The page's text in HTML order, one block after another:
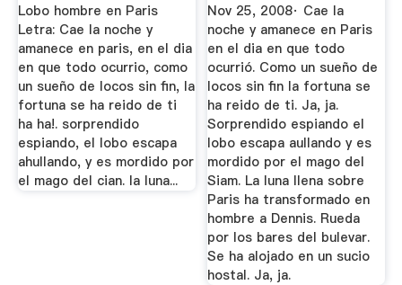
Lobo hombre en Paris
Letra: Cae la noche y
amanece en paris, en el dia
en que todo ocurrio, como
un sueño de locos sin fin, la
fortuna se ha reido de ti
ha ha!. sorprendido
espiando, el lobo escapa
ahullando, y es mordido por
el mago del cian. la luna...
Nov 25, 2008· Cae la
noche y amanece en Paris
en el dia en que todo
ocurrió. Como un sueño de
locos sin fin la fortuna se
ha reido de ti. Ja, ja.
Sorprendido espiando el
lobo escapa aullando y es
mordido por el mago del
Siam. La luna llena sobre
Paris ha transformado en
hombre a Dennis. Rueda
por los bares del bulevar.
Se ha alojado en un sucio
hostal. Ja, ja.